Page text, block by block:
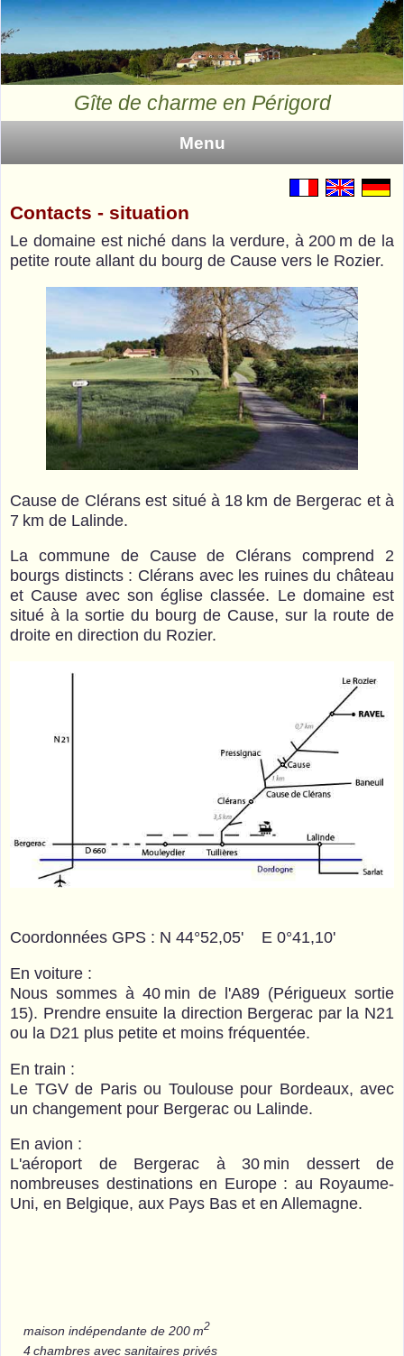
Gîte de charme en Périgord
Menu
Domaine
Tarifs
Contacts
Photos
Contacts - situation
Le domaine est niché dans la verdure, à 200 m de la
petite route allant du bourg de Cause vers le Rozier.
Cause de Clérans est situé à 18 km de Bergerac et à
7 km de Lalinde.
La commune de Cause de Clérans comprend 2
bourgs distincts : Clérans avec les ruines du château
et Cause avec son église classée. Le domaine est
situé à la sortie du bourg de Cause, sur la route de
droite en direction du Rozier.
Coordonnées GPS : N 44°52,05' E 0°41,10'
En voiture :
Nous sommes à 40 min de l'A89 (Périgueux sortie
15). Prendre ensuite la direction Bergerac par la N21
ou la D21 plus petite et moins fréquentée.
En train :
Le TGV de Paris ou Toulouse pour Bordeaux, avec
un changement pour Bergerac ou Lalinde.
En avion :
L'aéroport de Bergerac à 30 min dessert de
nombreuses destinations en Europe : au Royaume-
Uni, en Belgique, aux Pays Bas et en Allemagne.
maison indépendante de 200 m2
4 chambres avec sanitaires privés